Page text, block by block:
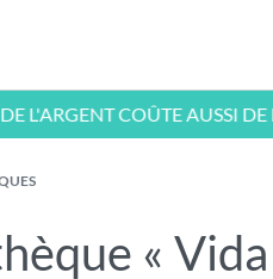
COÛTE AUSSI DE
«